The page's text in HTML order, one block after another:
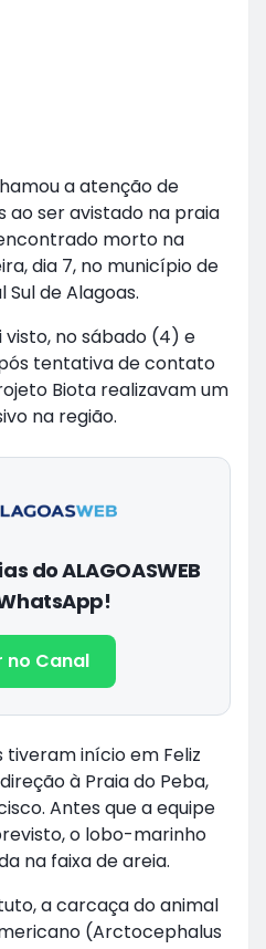
a atenção de
ao ser avistado na praia
morto na
dia 7, no município de
Sul de Alagoas.
visto, no sábado (4) e
tentativa de contato
Biota realizavam um
na região.
do ALAGOASWEB
no Canal
tiveram início em Feliz
à Praia do Peba,
Antes que a equipe
o lobo-marinho
na faixa de areia.
a carcaça do animal
(Arctocephalus